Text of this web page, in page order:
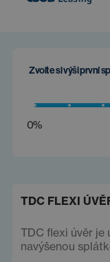
Zvolte si výši první
0%
TDC FLEXI
TDC flexi úvěr je
navýšenou